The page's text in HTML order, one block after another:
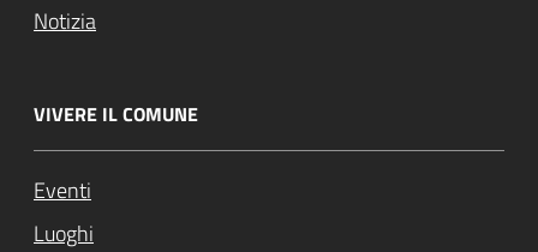
Notizia
VIVERE IL COMUNE
Eventi
Luoghi